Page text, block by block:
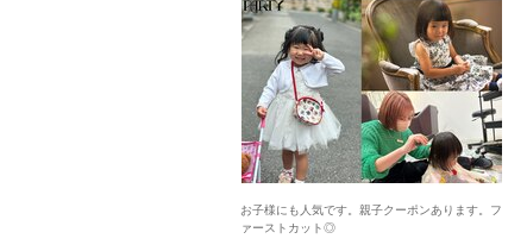
お子様にも人気です。親子クーポンあります。フ
ァーストカット◎